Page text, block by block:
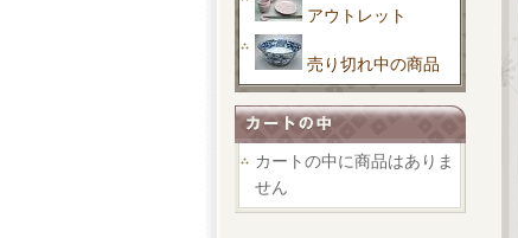
アウトレット
売り切れ中の商品
カートの中に商品はありま
せん